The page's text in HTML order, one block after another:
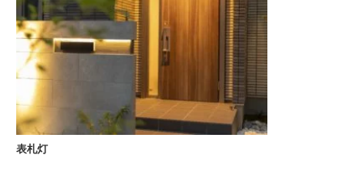
表札灯